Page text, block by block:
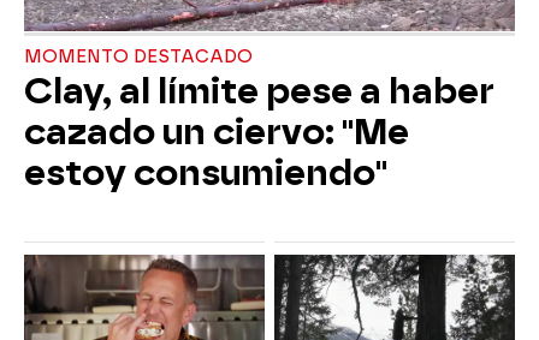
MOMENTO DESTACADO
Clay, al límite pese a haber
cazado un ciervo: "Me
estoy consumiendo"